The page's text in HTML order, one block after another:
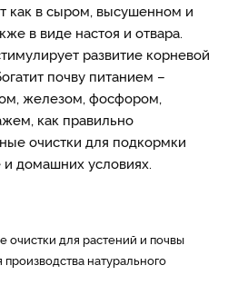
как в сыром, высушенном и
в виде настоя и отвара.
развитие корневой
почву питанием –
железом, фосфором,
как правильно
очистки для подкормки
и домашних условиях.
очистки для растений и почвы
натурального